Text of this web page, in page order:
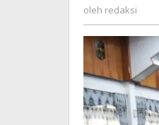
oleh redaksi